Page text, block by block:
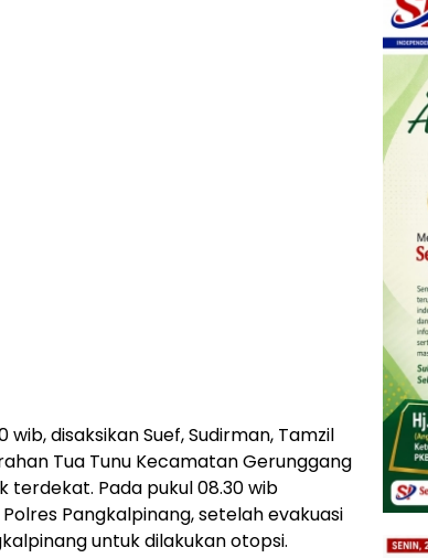
disaksikan Suef, Sudirman, Tamzil
Tua Tunu Kecamatan Gerunggang
terdekat. Pada pukul 08.30 wib
Pangkalpinang, setelah evakuasi
untuk dilakukan otopsi.